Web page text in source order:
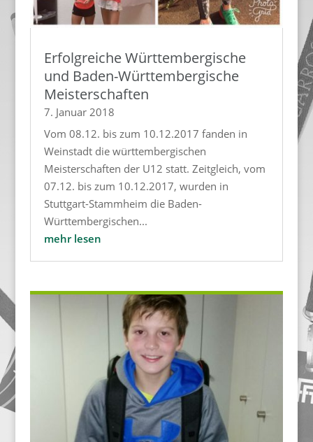
Erfolgreiche Württembergische
und Baden-Württembergische
Meisterschaften
7. Januar 2018
Vom 08.12. bis zum 10.12.2017 fanden in
Weinstadt die württembergischen
Meisterschaften der U12 statt. Zeitgleich, vom
07.12. bis zum 10.12.2017, wurden in
Stuttgart-Stammheim die Baden-
Württembergischen...
mehr lesen